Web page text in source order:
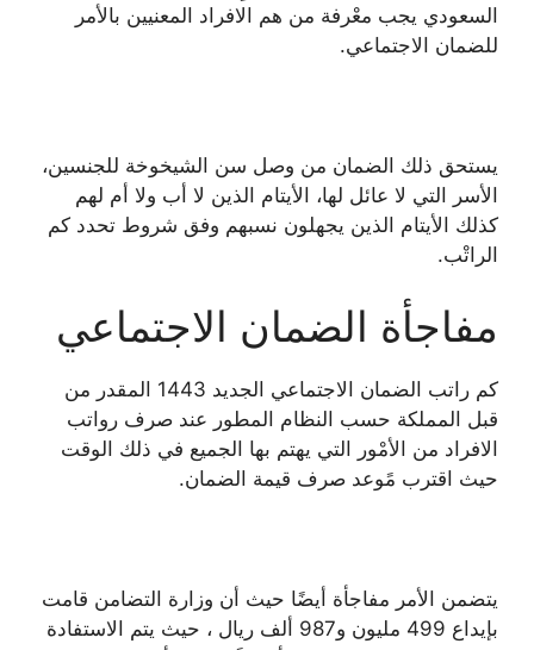
السعودي يجب معْرفة من هم الافراد المعنيين بالأمر
للضمان الاجتماعي.
يستحق ذلك الضمان من وصل سن الشيخوخة للجنسين،
الأسر التي لا عائل لها، الأيتام الذين لا أب ولا أم لهم
كذلك الأيتام الذين يجهلون نسبهم وفق شروط تحدد كم
الراتْب.
مفاجأة الضمان الاجتماعي
كم راتب الضمان الاجتماعي الجديد 1443 المقدر من
قبل المملكة حسب النظام المطور عند صرف رواتب
الافراد من الأمْور التي يهتم بها الجميع في ذلك الوقت
حيث اقترب مًوعد صرف قيمة الضمان.
يتضمن الأمر مفاجأة أيضًا حيث أن وزارة التضامن قامت
بإيداع 499 مليون و987 ألف ريال ، حيث يتم الاستفادة